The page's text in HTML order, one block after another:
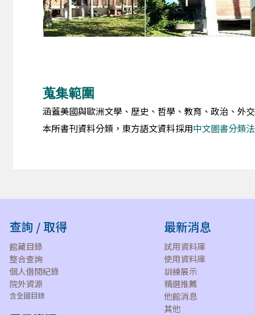
蒐集範圍
涵蓋美國與歐洲文學、歷史、哲學、教育、政治、外
本所書刊資料分類，東方語文資料採用中文圖書分類法
查詢 / 取得
館藏目錄
整合查詢
個人借閱紀錄
院外資源
含全國目錄
最新消息
試用資料庫
使用資料庫
訓練展示
精選推薦
他館消息
其他